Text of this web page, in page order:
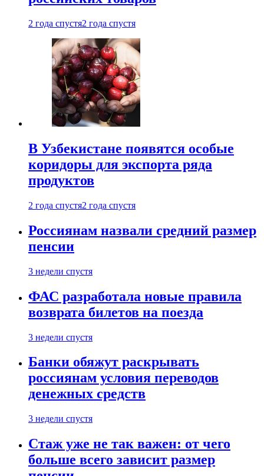
2 года спустя2 года спустя
В Узбекистане появятся особые
коридоры для экспорта ряда
продуктов
2 года спустя2 года спустя
Россиянам назвали средний размер
пенсии
3 недели спустя
ФАС разработала новые правила
возврата билетов на поезда
3 недели спустя
Банки обяжут раскрывать
россиянам условия переводов
денежных средств
3 недели спустя
Стаж уже не так важен: от чего
больше всего зависит размер